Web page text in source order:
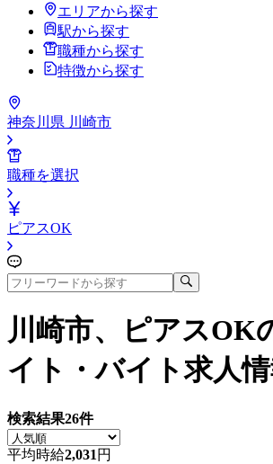
エリアから探す
駅から探す
職種から探す
特徴から探す
神奈川県 川崎市
職種を選択
ピアスOK
川崎市、ピアスOK
イト・バイト求人
検索結果26件
平均時給2,031 円